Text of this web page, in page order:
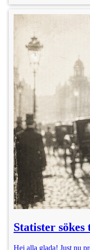
Statister
Hej alla glada! Just nu